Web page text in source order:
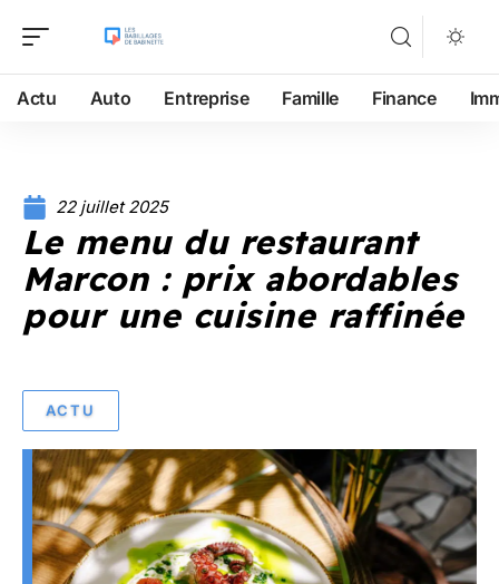
Actu Auto Entreprise Famille Finance
22 juillet 2025
Le menu du restaurant
Marcon : prix abordables
pour une cuisine raffinée
ACTU